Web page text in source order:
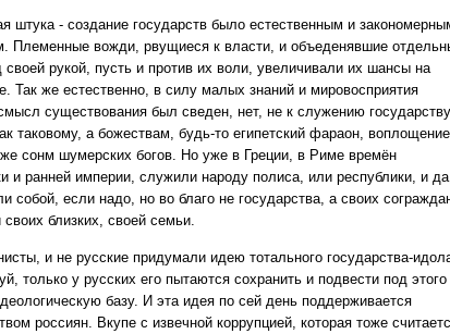
штука - создание государств было естественным и
Племенные вожди, рвущиеся к власти, и объеденявшие
своей рукой, пусть и против их воли, увеличивали их шансы на
Так же естественно, в силу малых знаний и мировосприятия
существования был сведен, нет, не к служению
таковому, а божествам, будь-то египетский фараон, воплощение
сонм шумерских богов. Но уже в Греции, в Риме времён
и ранней империи, служили народу полиса, или республики, и
собой, если надо, но во благо не государства, а своих
своих близких, своей семьи.
и не русские придумали идею тотального государства-
только у русских его пытаются сохранить и подвести под этого
базу. И эта идея по сей день поддерживается
россиян. Вкупе с извечной коррупцией, которая тоже